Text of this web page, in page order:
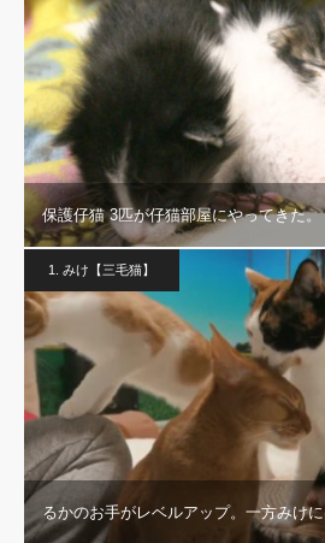
保護仔猫 3匹が仔猫部屋にやってきた。
1. みけ【三毛猫】
るかのお手がレベルアップ。一方みけ